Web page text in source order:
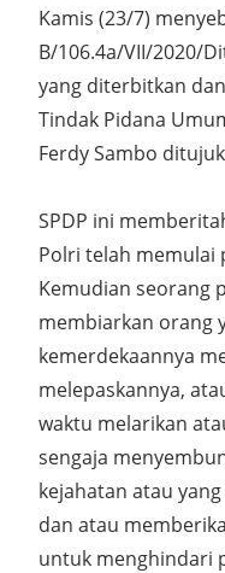
Kamis (23/7)
B/106.4a/VII/2020/
yang diterbitkan
Tindak Pidana
Ferdy Sambo
SPDP ini
Polri telah memulai
Kemudian seorang
membiarkan orang
kemerdekaannya
melepaskannya,
waktu melarikan
sengaja
kejahatan atau
dan atau
untuk menghindari